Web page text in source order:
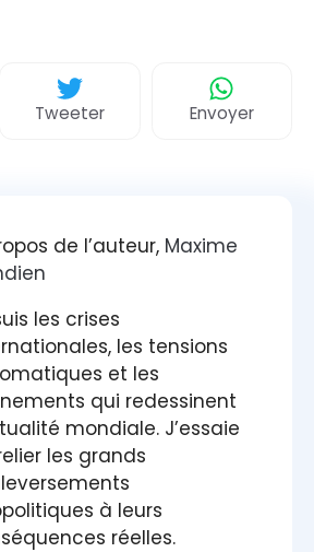
Tweeter Envoyer
de l’auteur, Maxime
les crises
les tensions
et les
qui redessinent
mondiale. J’essaie
les grands
à leurs
réelles.